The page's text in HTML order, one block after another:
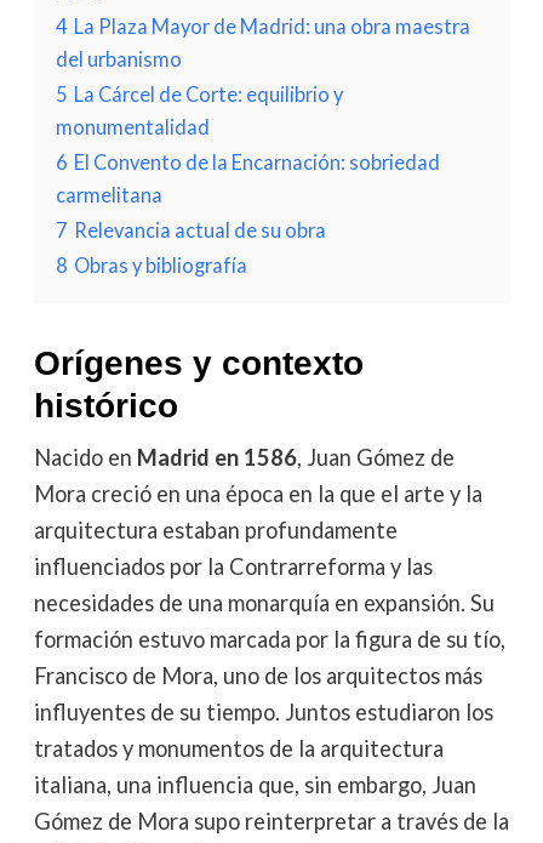
4 La Plaza Mayor de Madrid: una obra maestra
del urbanismo
5 La Cárcel de Corte: equilibrio y
monumentalidad
6 El Convento de la Encarnación: sobriedad
carmelitana
7 Relevancia actual de su obra
8 Obras y bibliografía
Orígenes y contexto
histórico
Nacido en Madrid en 1586, Juan Gómez de
Mora creció en una época en la que el arte y la
arquitectura estaban profundamente
influenciados por la Contrarreforma y las
necesidades de una monarquía en expansión. Su
formación estuvo marcada por la figura de su tío,
Francisco de Mora, uno de los arquitectos más
influyentes de su tiempo. Juntos estudiaron los
tratados y monumentos de la arquitectura
italiana, una influencia que, sin embargo, Juan
Gómez de Mora supo reinterpretar a través de la